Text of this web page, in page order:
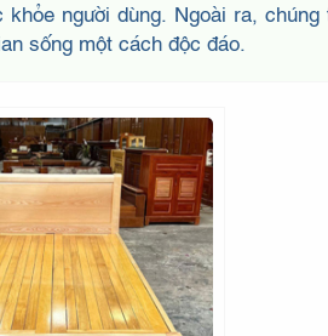
khỏe người dùng. Ngoài ra,
sống một cách độc đáo.